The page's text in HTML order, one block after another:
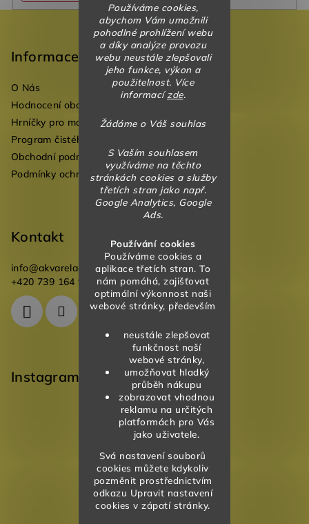
Používáme cookies,
abychom Vám umožnili
pohodlné prohlížení webu
a díky analýze provozu
webu neustále zlepšovali
jeho funkce, výkon a
použitelnost. Více
informacízde.
Žádáme o Váš souhlas
S Vaším souhlasem
využíváme na těchto
stránkách cookies a služby
třetích stran jako např.
Google Analytics, Google
Ads.
Používání cookies
Používáme cookies a
aplikace třetích stran. To
nám pomáhá, zajišťovat
optimální výkonnost naši
webové stránky, především
neustále zlepšovat
funkčnost naší
webové stránky,
umožňovat hladký
průběh nákupu
zobrazovat vhodnou
reklamu na určitých
platformách pro Vás
jako uživatele.
Svá nastavení souborů
cookies můžete kdykoliv
pozměnit prostřednictvím
odkazu Upravit nastavení
cookies v zápatí stránky.
Informace
O Nás
Hodnocení obchodu
Hrníčky pro mateřské školky
Program čistého vzduchu pro mateřské školy
Obchodní podmínky
Podmínky ochrany osobních údajů
Kontakt
info@akvareladesign.cz
+420 739 164 946
Instagram